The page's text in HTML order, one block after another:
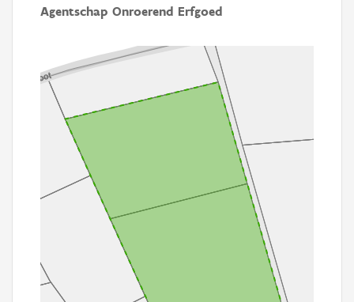
Agentschap Onroerend Erfgoed